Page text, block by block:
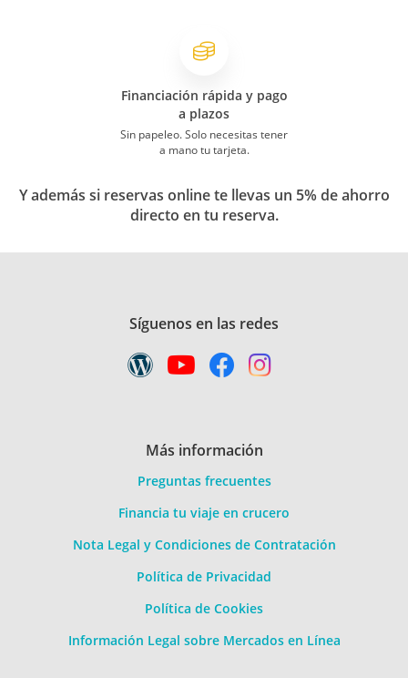
Financiación rápida y pago
a plazos
Sin papeleo. Solo necesitas tener
a mano tu tarjeta.
Y además si reservas online te llevas un 5% de ahorro
directo en tu reserva.
Síguenos en las redes
Más información
Preguntas frecuentes
Financia tu viaje en crucero
Nota Legal y Condiciones de Contratación
Política de Privacidad
Política de Cookies
Información Legal sobre Mercados en Línea